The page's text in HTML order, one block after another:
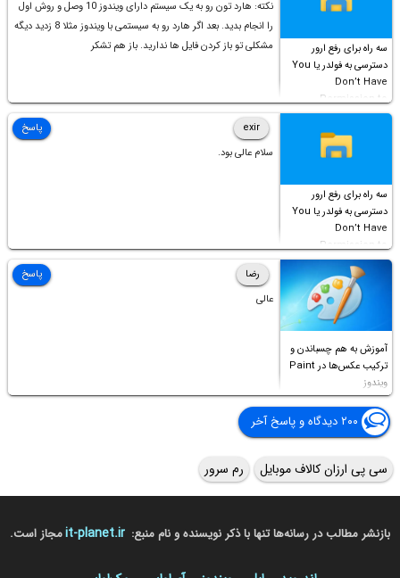
سه راه برای رفع ارور
دسترسی به فولدر یا You
Don’t Have
Permission to
Access this folder
نکته: هارد تون رو به یک سیستم دارای ویندوز 10 وصل و روش اول
را انجام بدید. بعد اگر هارد رو به سیستمی با ویندوز مثلا 8 زدید دیگه
مشکلی تو باز کردن فایل ها ندارید. باز هم تشکر
سه راه برای رفع ارور
دسترسی به فولدر یا You
Don’t Have
Permission to
Access this folder
exir
سلام عالی بود.
پاسخ
آموزش به هم چسباندن و
ترکیب عکس‌ها در Paint
ویندوز
رضا
عالی
پاسخ
۲۰۰ دیدگاه و پاسخ آخر
سی پی ارزان کالاف موبایل رم سرور
بازنشر مطالب در رسانه‌ها تنها با ذکر نویسنده و نام منبع: it-planet.irمجاز است.